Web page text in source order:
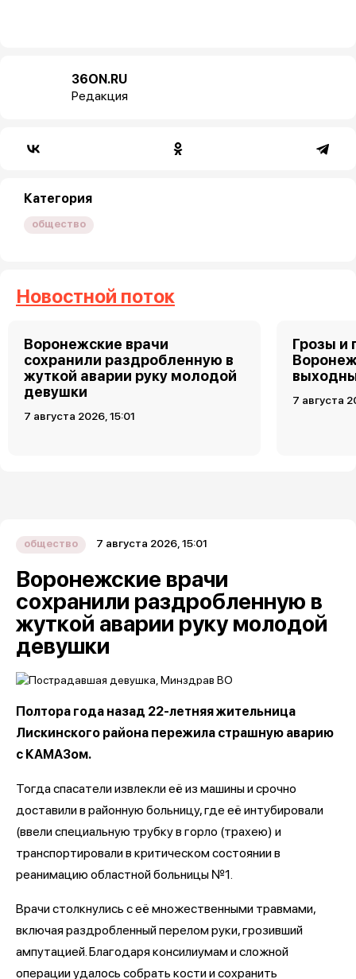
36ON.RU
Редакция
Категория
общество
Новостной поток
Воронежские врачи
сохранили раздробленную в
жуткой аварии руку молодой
девушки
7 августа 2026, 15:01
Грозы и
7 августа
общество 7 августа 2026, 15:01
Воронежские врачи
сохранили раздробленную в
жуткой аварии руку молодой
девушки
Полтора года назад 22-летняя жительница
Лискинского района пережила страшную аварию
с КАМАЗом.
Тогда спасатели извлекли её из машины и срочно
доставили в районную больницу, где её интубировали
(ввели специальную трубку в горло (трахею) и
транспортировали в критическом состоянии в
реанимацию областной больницы №1.
Врачи столкнулись с её множественными травмами,
включая раздробленный перелом руки, грозивший
ампутацией. Благодаря консилиумам и сложной
операции удалось собрать кости и сохранить